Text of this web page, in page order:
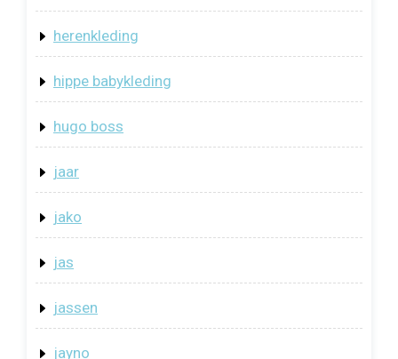
herenkleding
hippe babykleding
hugo boss
jaar
jako
jas
jassen
jayno